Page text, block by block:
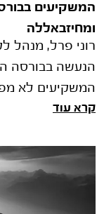
המשקיעים
ומחיזבאללה
רוני פרל, מנהל
הנעשה בבורסה
המשקיעים לא
ומגיבים בקנייה
קרא עוד